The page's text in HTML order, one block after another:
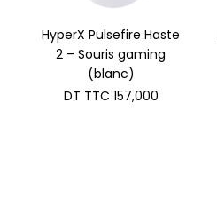
HyperX Pulsefire Haste
2 – Souris gaming
(blanc)
DT TTC 157,000